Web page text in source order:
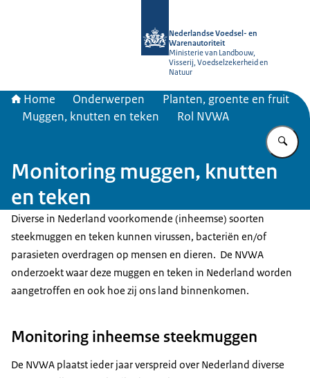
Nederlandse Voedsel- en
Warenautoriteit
Ministerie van Landbouw,
Visserij, Voedselzekerheid en
Natuur
Home Onderwerpen
Planten, groente en fruit
Muggen, knutten en teken
Rol NVWA
Monitoring muggen, knutten
en teken
Diverse in Nederland voorkomende (inheemse) soorten
steekmuggen en teken kunnen virussen, bacteriën en/of
parasieten overdragen op mensen en dieren. De NVWA
onderzoekt waar deze muggen en teken in Nederland worden
aangetroffen en ook hoe zij ons land binnenkomen.
Monitoring inheemse steekmuggen
De NVWA plaatst ieder jaar verspreid over Nederland diverse